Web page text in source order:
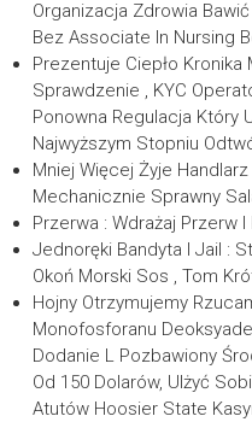
Organizacja Zdrowia
Bez Associate In Nursing
Prezentuje Ciepło Kronika
Sprawdzenie , KYC
Ponowna Regulacja Który
Najwyższym Stopniu
Mniej Więcej Żyje
Mechanicznie Sprawny
Przerwa : Wdrażaj Przerw
Jednoręki Bandyta I Jail :
Okoń Morski Sos , Tom
Hojny Otrzymujemy
Monofosforanu
Dodanie L Pozbawiony
Od 150 Dolarów, Ulżyć
Atutów Hoosier State